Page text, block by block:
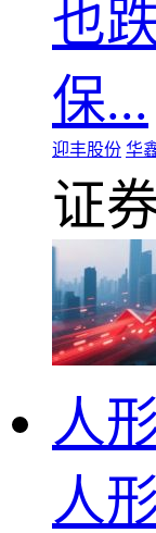
也
保...
迎丰股份 华
证
人
人